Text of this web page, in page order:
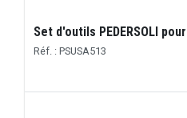
Set d'outils PEDERSOLI
Réf. : PSUSA513